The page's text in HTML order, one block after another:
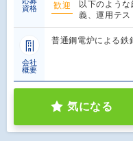
資格
歓迎
以下のよう
義、運用テ
会社
概要
普通鋼電炉による鉄
気になる